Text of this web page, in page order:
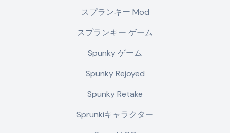
スプランキー Mod
スプランキー ゲーム
Spunky ゲーム
Spunky Rejoyed
Spunky Retake
Sprunkiキャラクター